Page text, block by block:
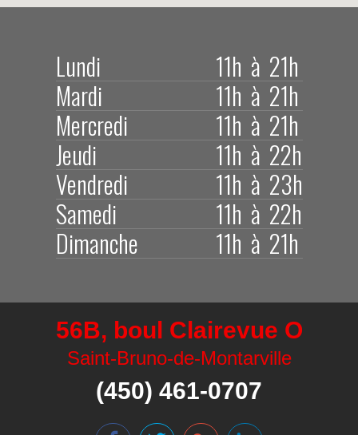
Lundi
11h à 21h
Mardi
11h à 21h
Mercredi
11h à 21h
Jeudi
11h à 22h
Vendredi
11h à 23h
Samedi
11h à 22h
Dimanche
11h à 21h
56B, boul Clairevue O
Saint-Bruno-de-Montarville
(450) 461-0707